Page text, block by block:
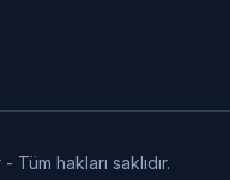
hakları saklıdır.